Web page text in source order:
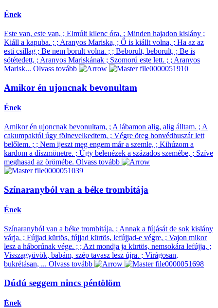
Ének
Este van, este van, ; Elmúlt kilenc óra, ; Minden hajadon kislány ;
Kiáll a kapuba. ; ; Aranyos Mariska, ; Ő is kiállt volna, ; Ha az az
esti csillag ; Be nem borult volna. ; ; Beborult, beborult, ; Be is
sötétedett, ; Aranyos Mariskának ; Szomorú este lett. ; ; Aranyos
Marisk... Olvass tovább
Amikor én ujoncnak bevonultam
Ének
Amikor én ujoncnak bevonultam, ; A lábamon alig, alig álltam. ; A
cakumpaktól úgy fölnevelkedtem, ; Végre öreg honvédhuszár lett
belőlem. ; ; Nem ijeszt meg engem már a szemle, ; Kihúzom a
kardom a díszmönetre. ; Úgy belenézek a százados szemébe, ; Szíve
meghasad az örömébe. Olvass tovább
Színaranyból van a béke trombitája
Ének
Színaranyból van a béke trombitája, ; Annak a fújását de sok kislány
várja. ; Fújjad kürtös, fújjad kürtös, lefújjad-e végre, ; Vajon mikor
lesz a háborúnak vége. ; ; Azt mondja ja kürtös, nemsokára lefújja, ;
Visszagyüvök, babám, szép tavasz lesz újra. ; Virágosan,
bukrétásan, ... Olvass tovább
Dúdú seggem nincs péntölöm
Ének